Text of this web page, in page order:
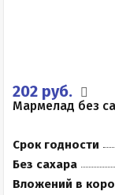
202 руб.
Мармелад без
Срок годности
Без сахара
Вложений в